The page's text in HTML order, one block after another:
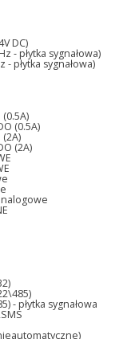
DC)
- płytka sygnałowa)
- płytka sygnałowa)
(0.5A)
(0.5A)
(2A)
(2A)
- płytka sygnałowa